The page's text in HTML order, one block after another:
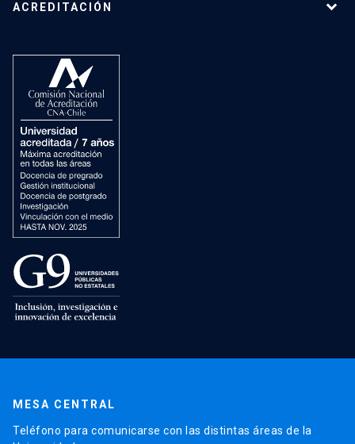
ACREDITACIÓN
MESA CENTRAL
Teléfono para comunicarse con las distintas áreas de la